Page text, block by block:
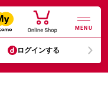
MENU
ログインする